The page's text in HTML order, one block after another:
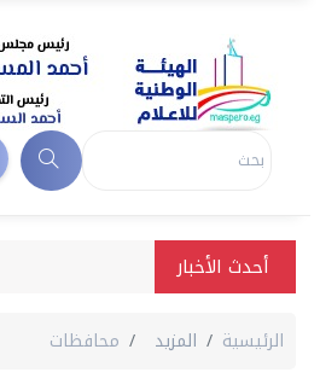
أحدث الأخبار
الرئيسية المزيد محافظات